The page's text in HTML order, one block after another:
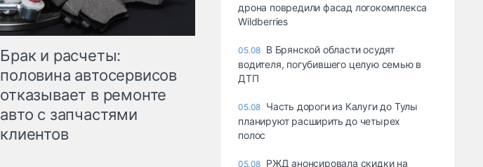
Брак и расчеты:
половина автосервисов
отказывает в ремонте
авто с запчастями
клиентов
дрона повредили фасад логокомплекса
Wildberries
05.08 В Брянской области осудят
водителя, погубившего целую семью в
ДТП
05.08 Часть дороги из Калуги до Тулы
планируют расширить до четырех
полос
05.08 РЖД анонсировала скидки на